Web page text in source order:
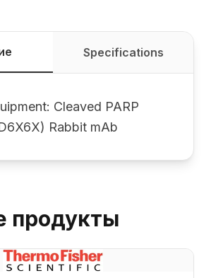
Specifications
Cleaved PARP
Rabbit mAb
продукты